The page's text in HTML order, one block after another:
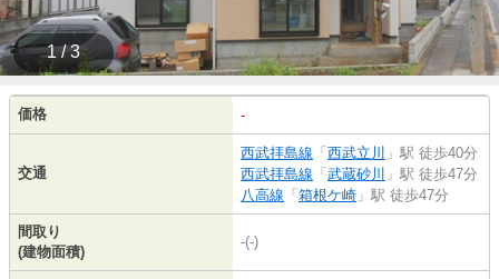
1 / 3
価格 -
交通
西武拝島線 「 西武立川 」駅 徒歩40分
西武拝島線 「 武蔵砂川 」駅 徒歩47分
八高線 「 箱根ケ崎 」駅 徒歩47分
間取り
(建物面積)
-(-)